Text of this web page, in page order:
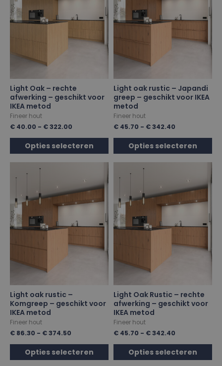
Light Oak – rechte
afwerking – geschikt voor
IKEA metod
Fineer hout
€ 40.00 - €322.00
Opties selecteren
Light oak rustic – Japandi
greep – geschikt voor IKEA
metod
Fineer hout
€ 45.70 - €342.40
Opties selecteren
Light oak rustic –
Komgreep – geschikt voor
IKEA metod
Fineer hout
€ 86.30 - €374.50
Opties selecteren
Light Oak Rustic – rechte
afwerking – geschikt voor
IKEA metod
Fineer hout
€ 45.70 - €342.40
Opties selecteren